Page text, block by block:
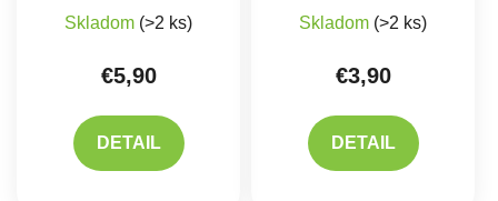
Skladom (>2 ks)
€5,90
DETAIL
Skladom (>2 ks)
€3,90
DETAIL